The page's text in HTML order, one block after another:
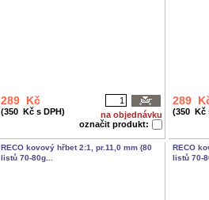
na objednávku
označit produkt:
289 Kč
(350 Kč s DPH)
289
(350 Kč
RECO kovový hřbet 2:1, pr.11,0 mm (80
listů 70-80g...
RECO
listů 70-